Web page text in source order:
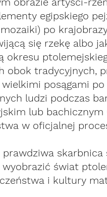
egipskiego
po
się rzekę albo
okresu
obok tradycyjnych,
posągami
ludzi podczas
lub
w oficjalnej
świat
i kultury